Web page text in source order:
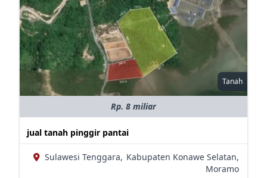
Tanah
Rp. 8 miliar
jual tanah pinggir pantai
Sulawesi Tenggara, Kabupaten Konawe Selatan,
Moramo